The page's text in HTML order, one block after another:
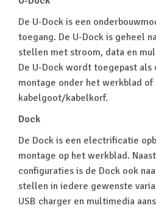
De U-Dock is een
toegang. De U-Dock is geheel
stellen met stroom, data en
De U-Dock wordt toegepast als
montage onder het werkblad of
kabelgoot/kabelkorf.
Dock
De Dock is een electrificatie
montage op het werkblad.
configuraties is de Dock ook
stellen in iedere gewenste
USB charger en multimedia